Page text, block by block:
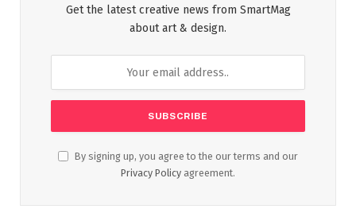
Get the latest creative news from SmartMag
about art & design.
By signing up, you agree to the our terms and our
Privacy Policy agreement.